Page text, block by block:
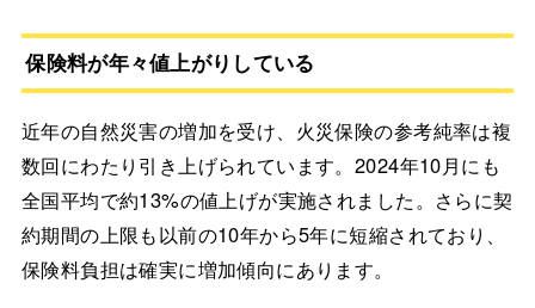
保険料が年々値上がりしている
近年の自然災害の増加を受け、火災保険の参考純率は複
数回にわたり引き上げられています。2024年10月にも
全国平均で約13%の値上げが実施されました。さらに契
約期間の上限も以前の10年から5年に短縮されており、
保険料負担は確実に増加傾向にあります。